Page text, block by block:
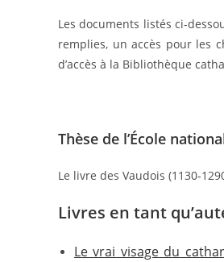
Les documents listés ci-
remplies, un accès pour les
d’accès à la Bibliothèque
Thèse de l’École
Le livre des Vaudois (1130-
Livres en tant
Le vrai visage du